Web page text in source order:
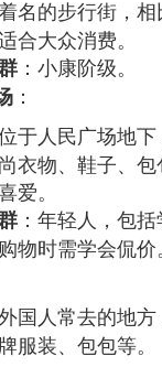
着名的步行街，
合大众消费。
：小康阶级。
：
位于人民广场地
衣物、鞋子、
爱。
：年轻人，包
物时需学会侃价。
外国人常去的地
服装、包包等。